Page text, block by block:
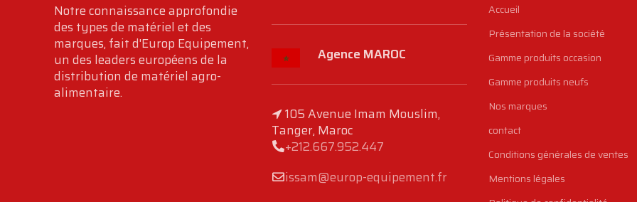
Notre connaissance approfondie
des types de matériel et des
marques, fait d'Europ Equipement,
un des leaders européens de la
distribution de matériel agro-
alimentaire.
Agence MAROC
105 Avenue Imam Mouslim,
Tanger, Maroc
+212.667.952.447
issam@europ-equipement.fr
Accueil
Présentation de la société
Gamme produits occasion
Gamme produits neufs
Nos marques
contact
Conditions générales de ventes
Mentions légales